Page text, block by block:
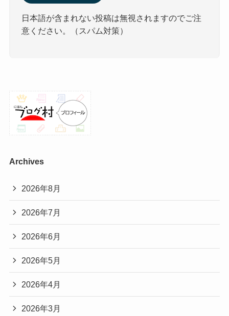
日本語が含まれない投稿は無視されますのでご注
意ください。（スパム対策）
Archives
2026年8月
2026年7月
2026年6月
2026年5月
2026年4月
2026年3月